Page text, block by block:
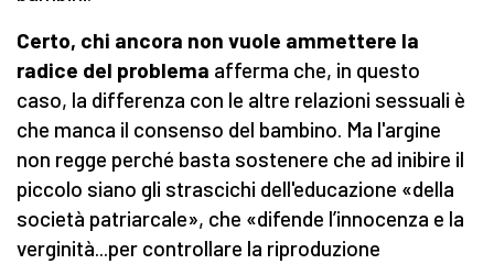
Certo, chi ancora non vuole ammettere la
radice del problema afferma che, in questo
caso, la differenza con le altre relazioni sessuali è
che manca il consenso del bambino. Ma l'argine
non regge perché basta sostenere che ad inibire il
piccolo siano gli strascichi dell'educazione «della
società patriarcale», che «difende l’innocenza e la
verginità...per controllare la riproduzione